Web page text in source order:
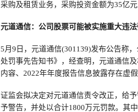
采购及租赁业务，采购投资金额为35亿元
元道通信：公司股票可能被实施重大违
5月9日，元道通信(301139)发布公告称
处罚事先告知书》，经查明，元道通信
内容、2022年年度报告信息披露存在虚
证监会拟决定对元道通信责令改正，给
予警告，并处以合计1800万元罚款。其